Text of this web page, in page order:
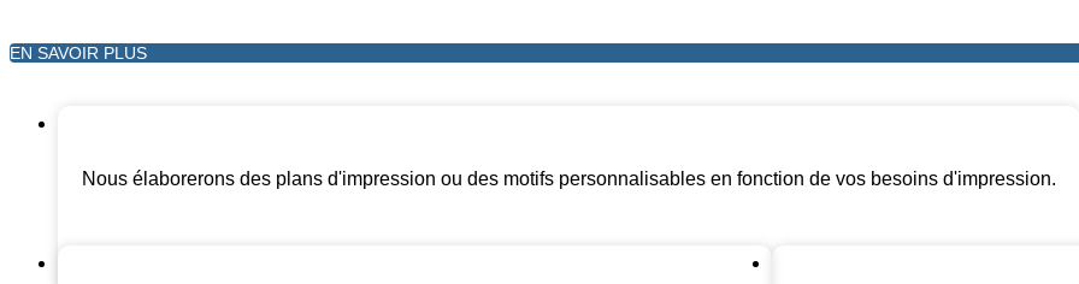
EN SAVOIR PLUS
Nous élaborerons des plans d'impression ou des motifs personnalisables en fonction de vos besoins d'impression.